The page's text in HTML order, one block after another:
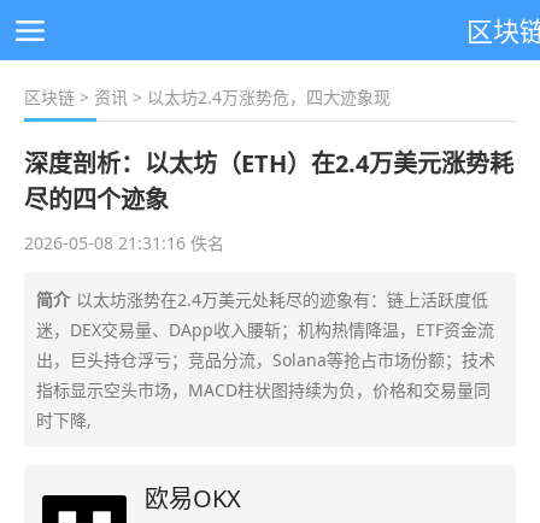
区块
区块链 > 资讯 > 以太坊2.4万涨势危，四大迹象现
深度剖析：以太坊（ETH）在2.4万美元涨势耗
尽的四个迹象
2026-05-08 21:31:16 佚名
简介 以太坊涨势在2.4万美元处耗尽的迹象有：链上活跃度低
迷，DEX交易量、DApp收入腰斩；机构热情降温，ETF资金流
出，巨头持仓浮亏；竞品分流，Solana等抢占市场份额；技术
指标显示空头市场，MACD柱状图持续为负，价格和交易量同
时下降,
欧易OKX